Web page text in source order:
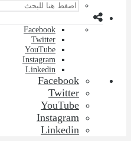
Facebook
Twitter
YouTube
Instagram
Linkedin
Facebook
Twitter
YouTube
Instagram
Linkedin